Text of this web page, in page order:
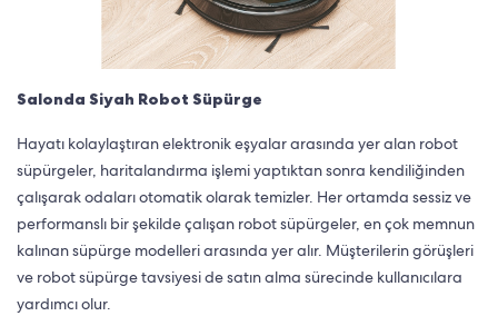
Salonda Siyah Robot Süpürge
Hayatı kolaylaştıran elektronik eşyalar arasında yer alan robot
süpürgeler, haritalandırma işlemi yaptıktan sonra kendiliğinden
çalışarak odaları otomatik olarak temizler. Her ortamda sessiz ve
performanslı bir şekilde çalışan robot süpürgeler, en çok memnun
kalınan süpürge modelleri arasında yer alır. Müşterilerin görüşleri
ve robot süpürge tavsiyesi de satın alma sürecinde kullanıcılara
yardımcı olur.